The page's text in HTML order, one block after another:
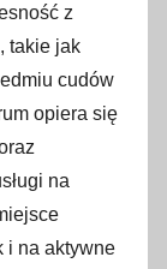
z
takie jak
cudów
opiera się
na
i na aktywne